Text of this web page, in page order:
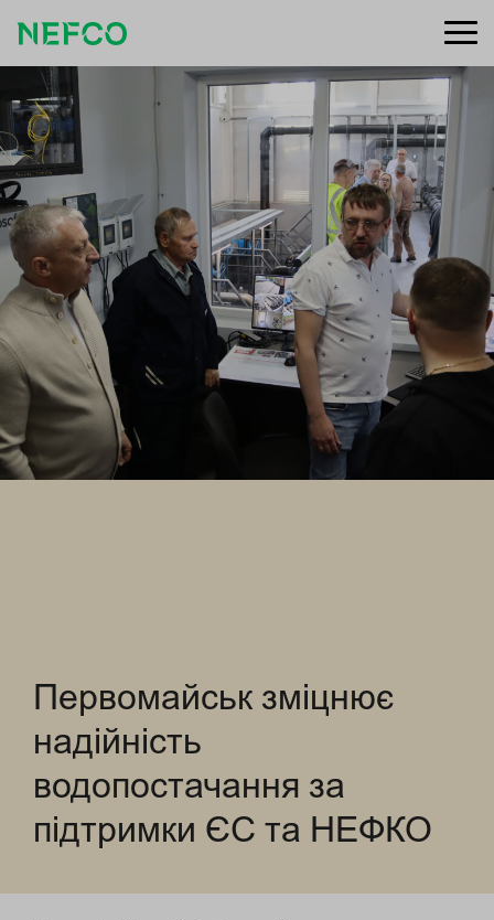
Первомайськ зміцнює
надійність
водопостачання за
підтримки ЄС та НЕФКО